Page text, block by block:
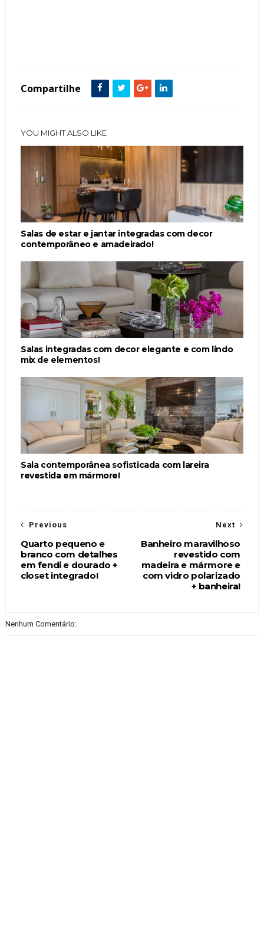
Compartilhe
YOU MIGHT ALSO LIKE
Salas de estar e jantar integradas com decor
contemporâneo e amadeirado!
Salas integradas com decor elegante e com lindo
mix de elementos!
Sala contemporânea sofisticada com lareira
revestida em mármore!
Next
Banheiro maravilhoso
revestido com
madeira e mármore e
com vidro polarizado
+ banheira!
Previous
Quarto pequeno e
branco com detalhes
em fendi e dourado +
closet integrado!
Nenhum Comentário: